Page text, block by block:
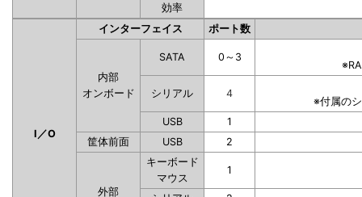
効率
I／O
インターフェイス ポート数
内部
オンボード
SATA 0～3
シリアル 4
※付属の
USB
1
筐体前面
USB 2
外部
キーボード
マウス
1